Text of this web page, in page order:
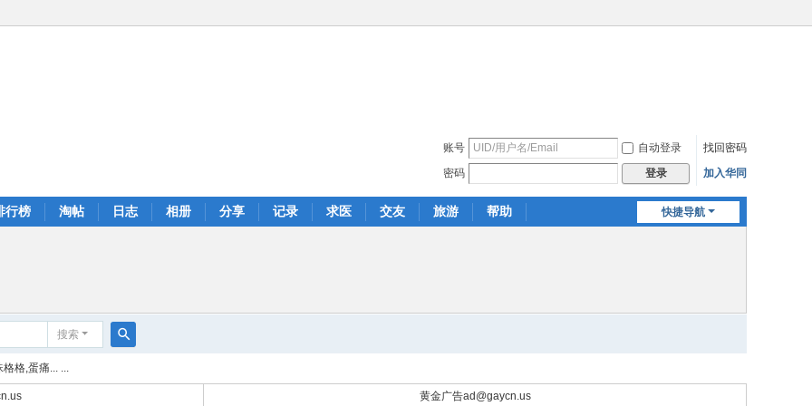
账号 自动登录
找回密码
密码
登录 加入华同
快捷导航
行榜 淘帖 日志 相册 分享 记录 求医 交友 旅游 帮助
搜索
索
格,蛋痛... ...
黄金广告ad@gaycn.us